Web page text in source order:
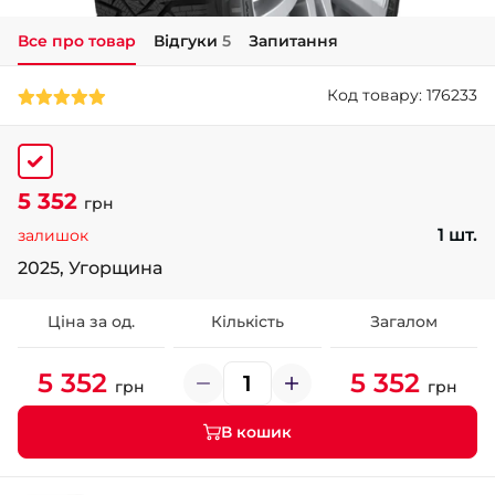
+38 (050)-911-911-2
+38 (099)-643-33-77
Все про товар Відгуки 5 Запитання
Код товару: 176233
5 352 грн
залишок
1 шт.
2025, Угорщина
Ціна за од. Кількість Загалом
5 352 грн 5 352 грн
В кошик